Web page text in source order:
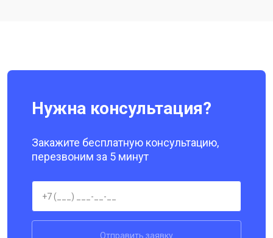
Нужна консультация?
Закажите бесплатную консультацию,
перезвоним за 5 минут
Отправить заявку